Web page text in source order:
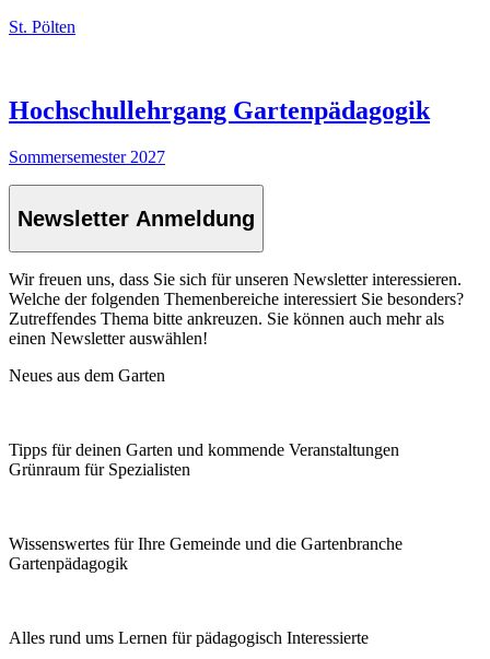
St. Pölten
Hochschullehrgang Gartenpädagogik
Sommersemester 2027
Newsletter Anmeldung
Wir freuen uns, dass Sie sich für unseren Newsletter interessieren.
Welche der folgenden Themenbereiche interessiert Sie besonders?
Zutreffendes Thema bitte ankreuzen. Sie können auch mehr als
einen Newsletter auswählen!
Neues aus dem Garten
Tipps für deinen Garten und kommende Veranstaltungen
Grünraum für Spezialisten
Wissenswertes für Ihre Gemeinde und die Gartenbranche
Garten­pädagogik
Alles rund ums Lernen für pädagogisch Interessierte